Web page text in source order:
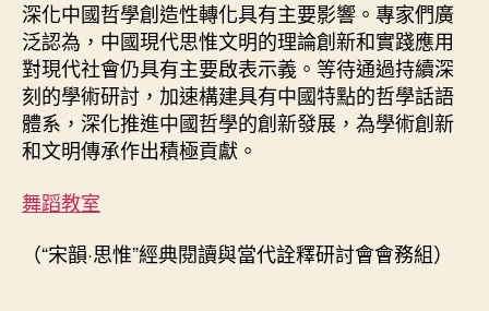
深化中國哲學創造性轉化具有主要影響。專家們廣
泛認為，中國現代思惟文明的理論創新和實踐應用
對現代社會仍具有主要啟表示義。等待通過持續深
刻的學術研討，加速構建具有中國特點的哲學話語
體系，深化推進中國哲學的創新發展，為學術創新
和文明傳承作出積極貢獻。
舞蹈教室
（“宋韻·思惟”經典閱讀與當代詮釋研討會會務組）